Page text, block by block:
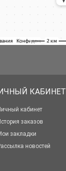
КАБИНЕТ
кабинет
заказов
закладки
новостей